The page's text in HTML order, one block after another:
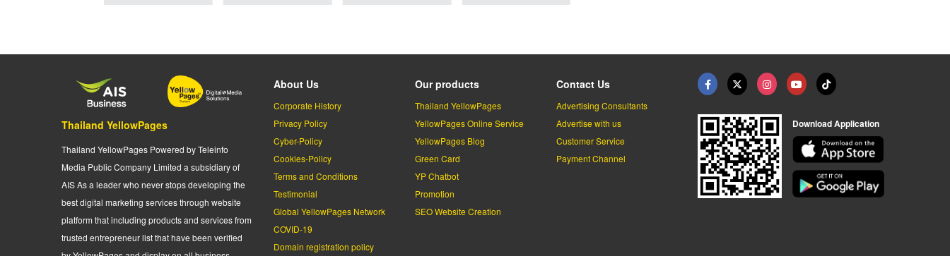
Thailand YellowPages
Thailand YellowPages Powered by Teleinfo
Media Public Company Limited a subsidiary of
AIS As a leader who never stops developing the
best digital marketing services through website
platform that including products and services from
trusted entrepreneur list that have been verified
About Us
Corporate History
Privacy Policy
Cyber-Policy
Cookies-Policy
Terms and Conditions
Testimonial
Global YellowPages Network
COVID-19
Domain registration policy
Our products
Thailand YellowPages
YellowPages Online Service
YellowPages Blog
Green Card
YP Chatbot
Promotion
SEO Website Creation
Contact Us
Advertising Consultants
Advertise with us
Customer Service
Payment Channel
Download Application